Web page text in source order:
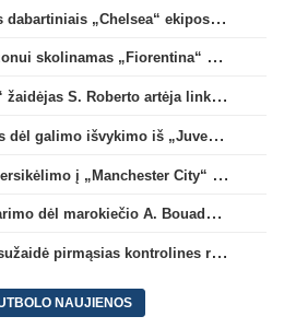
X. Alonso: „Esu patenkintas dabartiniais „Chelsea“ ekipos vartininkais“
F. Mastanuono oficialiai sezonui skolinamas „Fiorentina“ ekipai
Buvęs ilgametis„Barcelona“ žaidėjas S. Roberto artėja link persikėlimo į MLS
G. Bremeris paneigė gandus dėl galimo išvykimo iš „Juventus“ klubo
G. Rulli – per žingsnį nuo persikėlimo į „Manchester City“ klubą
„Man City“ artėja link susitarimo dėl marokiečio A. Bouaddi persikėlimo
Vaikinų U15 rinktinė Taline sužaidė pirmąsias kontrolines rungtynes
NAUJIENOS